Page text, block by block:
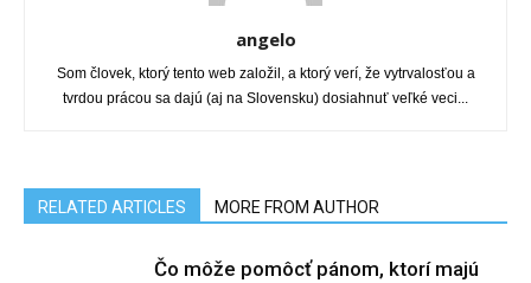
angelo
Som človek, ktorý tento web založil, a ktorý verí, že vytrvalosťou a
tvrdou prácou sa dajú (aj na Slovensku) dosiahnuť veľké veci...
RELATED ARTICLES MORE FROM AUTHOR
Čo môže pomôcť pánom, ktorí majú